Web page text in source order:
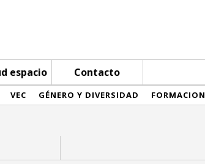
espacio Contacto
VEC GÉNERO Y DIVERSIDAD FORMACION